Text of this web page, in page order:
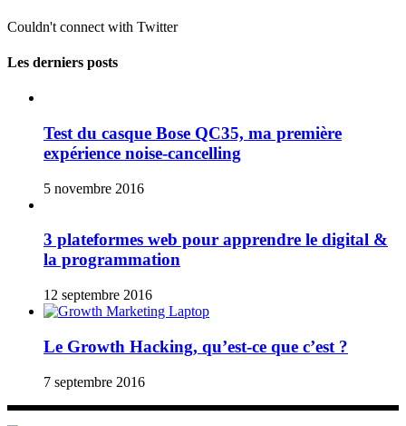
Couldn't connect with Twitter
Les derniers posts
Test du casque Bose QC35, ma première
expérience noise-cancelling
5 novembre 2016
3 plateformes web pour apprendre le digital &
la programmation
12 septembre 2016
Le Growth Hacking, qu’est-ce que c’est ?
7 septembre 2016